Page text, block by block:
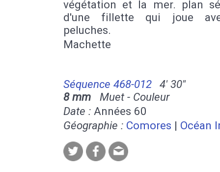
végétation et la mer. plan
d'une fillette qui joue
peluches.
Machette
Séquence 468-012
4' 30''
8 mm Muet - Couleur
Date : Années 60
Géographie : Comores | Océan